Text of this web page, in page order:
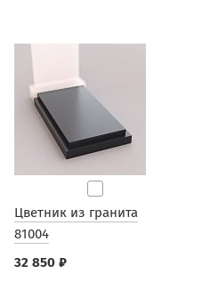
Цветник из гранита
81004
32 850 ₽